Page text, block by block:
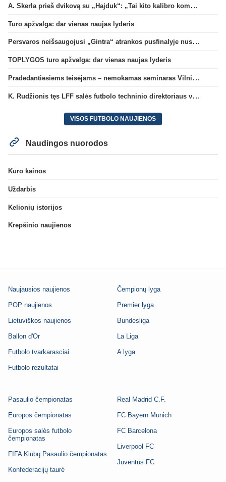
A. Skerla prieš dvikovą su „Hajduk“: „Tai kito kalibro komanda“
Turo apžvalga: dar vienas naujas lyderis
Persvaros neišsaugojusi „Gintra“ atrankos pusfinalyje nusileido Škotijos čempionėms
TOPLYGOS turo apžvalga: dar vienas naujas lyderis
Pradedantiesiems teisėjams – nemokamas seminaras Vilniuje šį penktadienį
K. Rudžionis tęs LFF salės futbolo techninio direktoriaus veiklą
VISOS FUTBOLO NAUJIENOS
Naudingos nuorodos
Kuro kainos
Uždarbis
Kelionių istorijos
Krepšinio naujienos
Naujausios naujienos
POP naujienos
Lietuviškos naujienos
Ballon d'Or
Futbolo tvarkarasciai
Futbolo rezultatai
Čempionų lyga
Premier lyga
Bundesliga
La Liga
A lyga
Pasaulio čempionatas
Europos čempionatas
Europos salės futbolo
čempionatas
FIFA Klubų Pasaulio čempionatas
Konfederacijų taurė
Real Madrid C.F.
FC Bayern Munich
FC Barcelona
Liverpool FC
Juventus FC